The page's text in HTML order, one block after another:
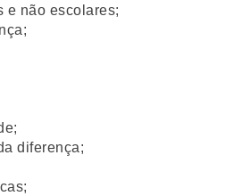
e não escolares;
diferença;